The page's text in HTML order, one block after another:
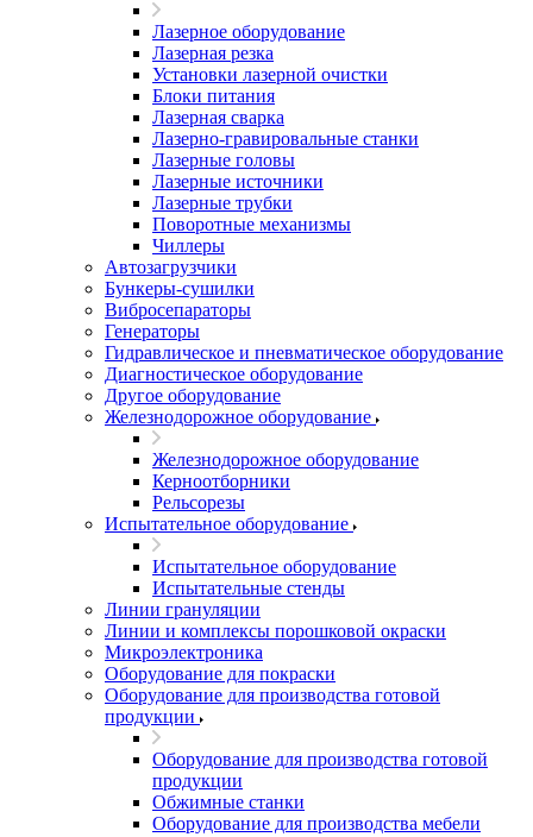
Лазерное оборудование
Лазерная резка
Установки лазерной очистки
Блоки питания
Лазерная сварка
Лазерно-гравировальные станки
Лазерные головы
Лазерные источники
Лазерные трубки
Поворотные механизмы
Чиллеры
Автозагрузчики
Бункеры-сушилки
Вибросепараторы
Генераторы
Гидравлическое и пневматическое оборудование
Диагностическое оборудование
Другое оборудование
Железнодорожное оборудование
Железнодорожное оборудование
Керноотборники
Рельсорезы
Испытательное оборудование
Испытательное оборудование
Испытательные стенды
Линии грануляции
Линии и комплексы порошковой окраски
Микроэлектроника
Оборудование для покраски
Оборудование для производства готовой
продукции
Оборудование для производства готовой
продукции
Обжимные станки
Оборудование для производства мебели